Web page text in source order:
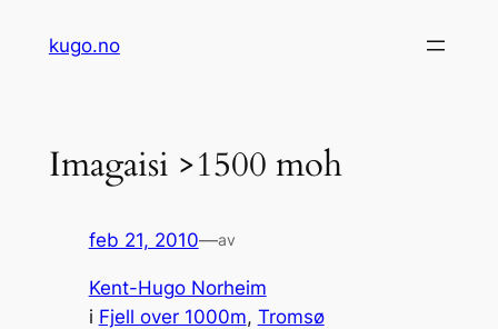
kugo.no
Imagaisi >1500 moh
feb 21, 2010—av
Kent-Hugo Norheim
i Fjell over 1000m, Tromsø